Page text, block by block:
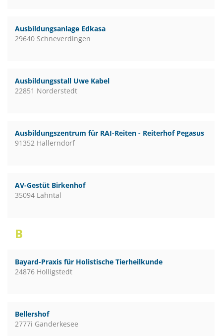
Ausbildungsanlage Edkasa
29640 Schneverdingen
Ausbildungsstall Uwe Kabel
22851 Norderstedt
Ausbildungszentrum für RAI-Reiten - Reiterhof Pegasus
91352 Hallerndorf
AV-Gestüt Birkenhof
35094 Lahntal
B
Bayard-Praxis für Holistische Tierheilkunde
24876 Holligstedt
Bellershof
2777i Ganderkesee